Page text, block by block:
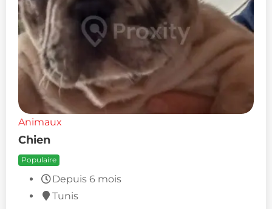
Animaux
Chien
Populaire
Depuis 6 mois
Tunis